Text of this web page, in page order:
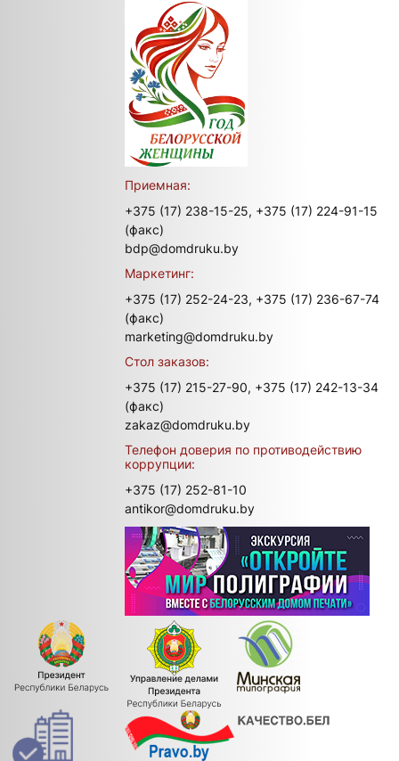
Приемная:
+375 (17) 238-15-25, +375 (17) 224-91-15
(факс)
bdp@domdruku.by
Маркетинг:
+375 (17) 252-24-23, +375 (17) 236-67-74
(факс)
marketing@domdruku.by
Стол заказов:
+375 (17) 215-27-90, +375 (17) 242-13-34
(факс)
zakaz@domdruku.by
Телефон доверия по противодействию
коррупции:
+375 (17) 252-81-10
antikor@domdruku.by